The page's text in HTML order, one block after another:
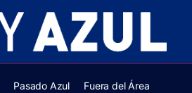
Pasado Azul Fuera del Área